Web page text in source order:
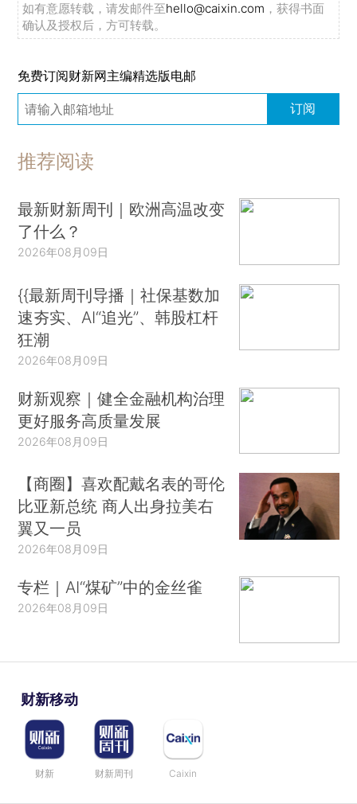
如有意愿转载，请发邮件至hello@caixin.com ，获得书面
确认及授权后，方可转载。
免费订阅财新网主编精选版电邮
订阅
推荐阅读
最新财新周刊｜欧洲高温改变
了什么？
2026年08月09日
{{最新周刊导播｜社保基数加
速夯实、AI“追光”、韩股杠杆
狂潮
2026年08月09日
财新观察｜健全金融机构治理
更好服务高质量发展
2026年08月09日
【商圈】喜欢配戴名表的哥伦
比亚新总统 商人出身拉美右
翼又一员
2026年08月09日
专栏｜AI“煤矿”中的金丝雀
2026年08月09日
财新移动
财新 财新周刊 Caixin